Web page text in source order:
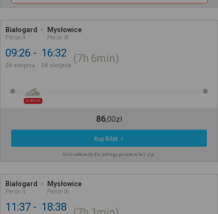
Białogard
Peron II
Mysłowice
Peron III
09:26
08 sierpnia
16:32
08 sierpnia
7h 6min
IC 8310
86,00zł
Kup Bilet
Cena całkowita dla jednego pasażera bez ulgi
Białogard
Peron II
Mysłowice
Peron III
11:37 18:38